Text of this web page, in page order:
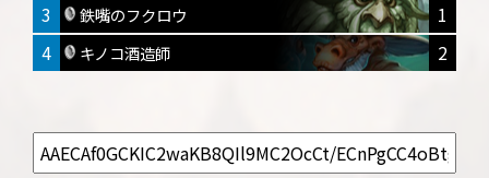
3
鉄嘴のフクロウ
1
4
キノコ酒造師 2